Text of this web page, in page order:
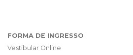
FORMA DE INGRESSO
Vestibular Online